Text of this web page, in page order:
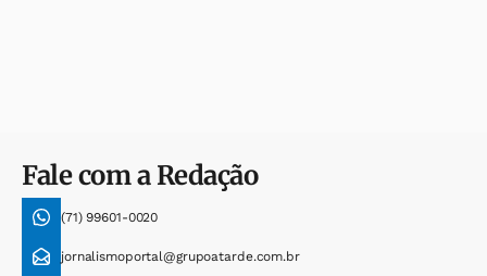
Fale com a Redação
(71) 99601-0020
jornalismoportal@grupoatarde.com.br